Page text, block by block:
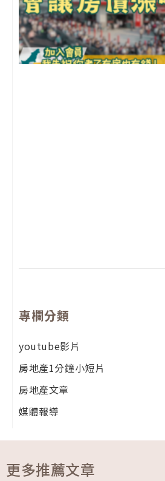
專欄分類
youtube影片
房地產1分鐘小短片
房地產文章
媒體報導
更多推薦文章